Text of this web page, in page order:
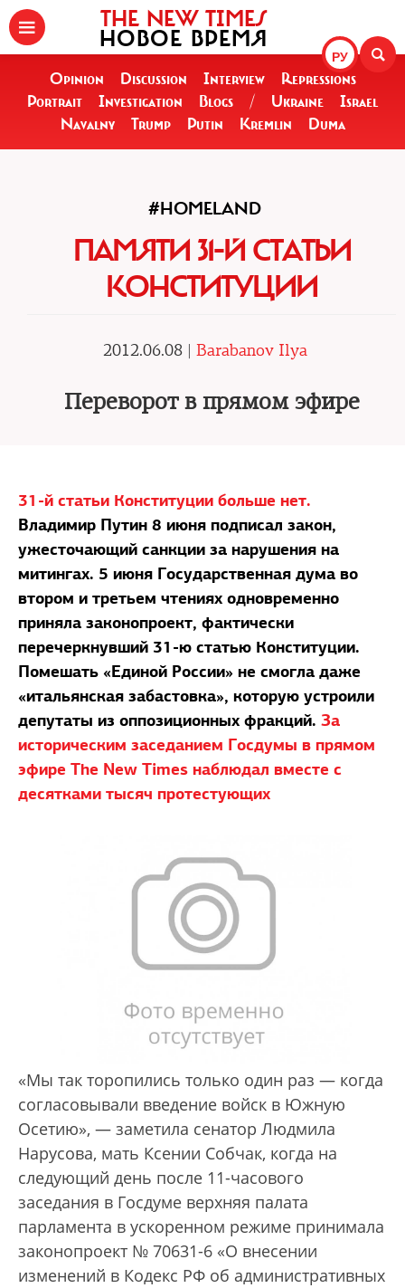
РУ
THE NEW TIMES
НОВОЕ ВРЕМЯ
Opinion Discussion Interview
Repressions
Portrait
Investigation Blogs / Ukraine
Israel
Navalny
Trump Putin Kremlin Duma
#HOMELAND
ПАМЯТИ 31-Й СТАТЬИ
КОНСТИТУЦИИ
2012.06.08 | Barabanov Ilya
Переворот в прямом эфире
31-й статьи Конституции больше нет.
Владимир Путин 8 июня подписал закон,
ужесточающий санкции за нарушения на
митингах. 5 июня Государственная дума во
втором и третьем чтениях одновременно
приняла законопроект, фактически
перечеркнувший 31-ю статью Конституции.
Помешать «Единой России» не смогла даже
«итальянская забастовка», которую устроили
депутаты из оппозиционных фракций. За
историческим заседанием Госдумы в прямом
эфире The New Times наблюдал вместе с
десятками тысяч протестующих
«Мы так торопились только один раз — когда
согласовывали введение войск в Южную
Осетию», — заметила сенатор Людмила
Нарусова, мать Ксении Собчак, когда на
следующий день после 11-часового
заседания в Госдуме верхняя палата
парламента в ускоренном режиме принимала
законопроект № 70631-6 «О внесении
изменений в Кодекс РФ об административных